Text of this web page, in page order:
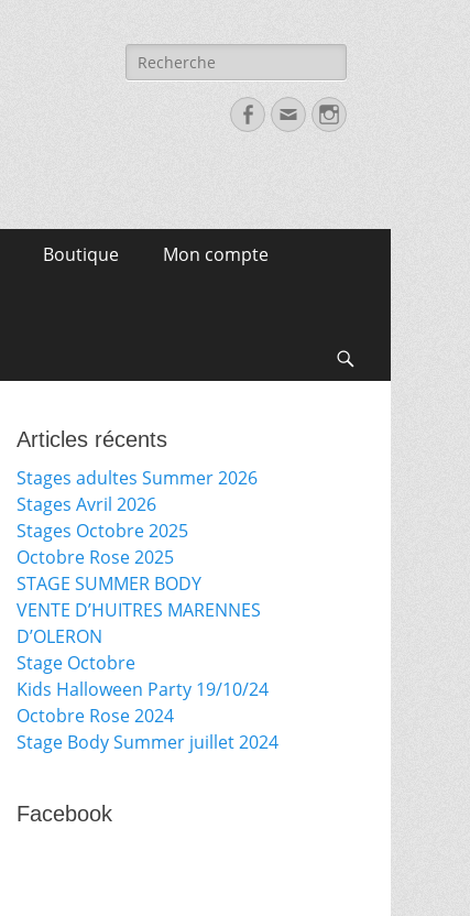
Recherche
pour:
Facebook
EmailInstagram
Boutique Mon compte
Articles récents
Stages adultes Summer 2026
Stages Avril 2026
Stages Octobre 2025
Octobre Rose 2025
STAGE SUMMER BODY
VENTE D’HUITRES MARENNES
D’OLERON
Stage Octobre
Kids Halloween Party 19/10/24
Octobre Rose 2024
Stage Body Summer juillet 2024
Facebook